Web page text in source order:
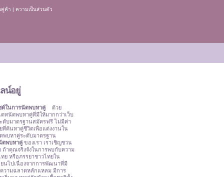
คู่ค้า | ความเป็นส่วนตัว
น์อยู่
ด์ในการนัดพบหาคู่
ด้วย
ดทนัดพบหาคู่ที่มีให้มากกว่าเว็บ
ะดับมาตรฐานสมัครฟรี ไม่มีค่า
ที่ค้นหาคู่ชีวิตเพื่อแต่งงานใน
พบหาคู่ระดับมาตรฐาน
ดพบหาคู่ของเรา เราเชิญชวน
าคุณจริงจังในการพบกับความ
ย หรือภรรยาชาวไทยใน
ยนไปเนื่องจากการพัฒนาที่มี
วามฉลาดหลักแหลม มีการ